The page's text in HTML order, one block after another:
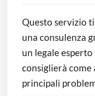
Questo servizio
una consulenza
un legale
consiglierà
principali